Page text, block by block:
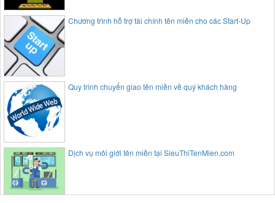
Chương trình hỗ trợ tài chính tên miền cho các Start-Up
Quy trình chuyển giao tên miền về quý khách hàng
Dịch vụ môi giới tên miền tại SieuThiTenMien.com